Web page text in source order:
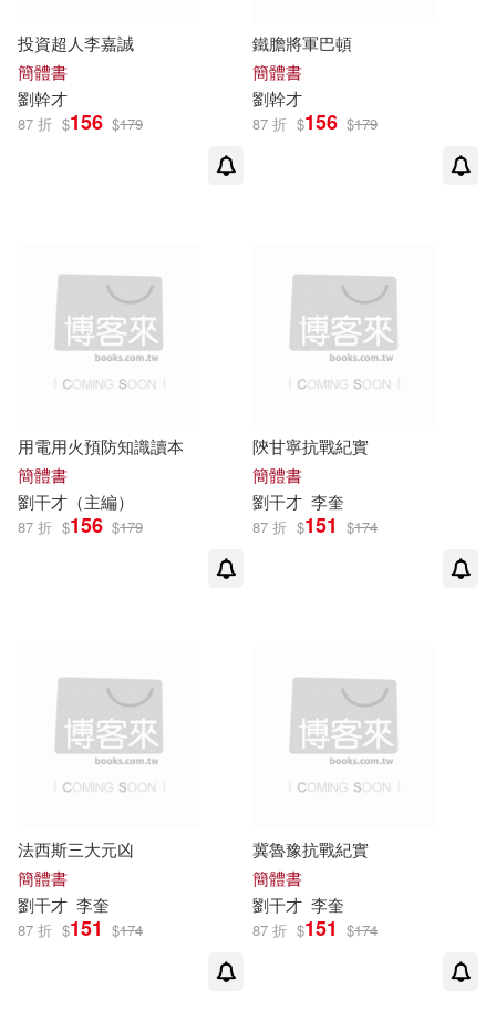
投資超人李嘉誠
簡體書
劉幹才
87 折 $156 $179
鐵膽將軍巴頓
簡體書
劉幹才
87 折 $156 $179
用電用火預防知識讀本
簡體書
劉干才 （主編）
87 折 $156 $179
陝甘寧抗戰紀實
簡體書
劉干才 李奎
87 折 $151 $174
法西斯三大元凶
簡體書
劉干才 李奎
87 折 $151 $174
冀魯豫抗戰紀實
簡體書
劉干才 李奎
87 折 $151 $174